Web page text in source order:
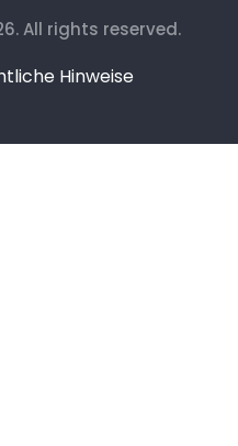
All rights reserved.
Hinweise